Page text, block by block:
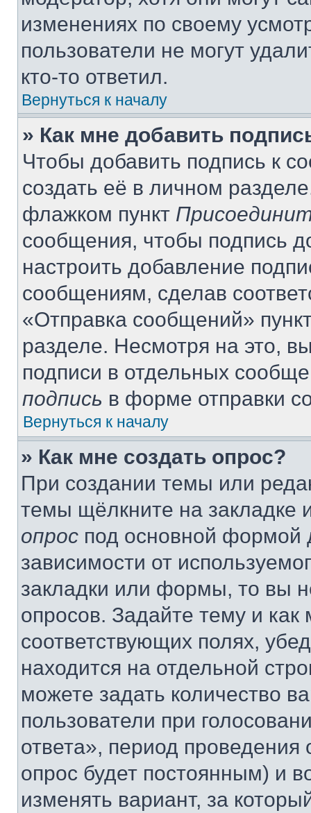
изменениях по своему
пользователи не могут
кто-то ответил.
Вернуться к началу
» Как мне добавить
Чтобы добавить подпись к
создать её в личном
флажком пункт
сообщения, чтобы подпись
настроить добавление
сообщениям, сделав
«Отправка сообщений»
разделе. Несмотря на это,
подписи в отдельных
подпись в форме отправки
Вернуться к началу
» Как мне создать опрос?
При создании темы или
темы щёлкните на
опрос под основной формой
зависимости от
закладки или формы, то вы
опросов. Задайте тему и
соответствующих полях,
находится на отдельной
можете задать количество
пользователи при
ответа», период проведения
опрос будет постоянным) и
изменять вариант, за